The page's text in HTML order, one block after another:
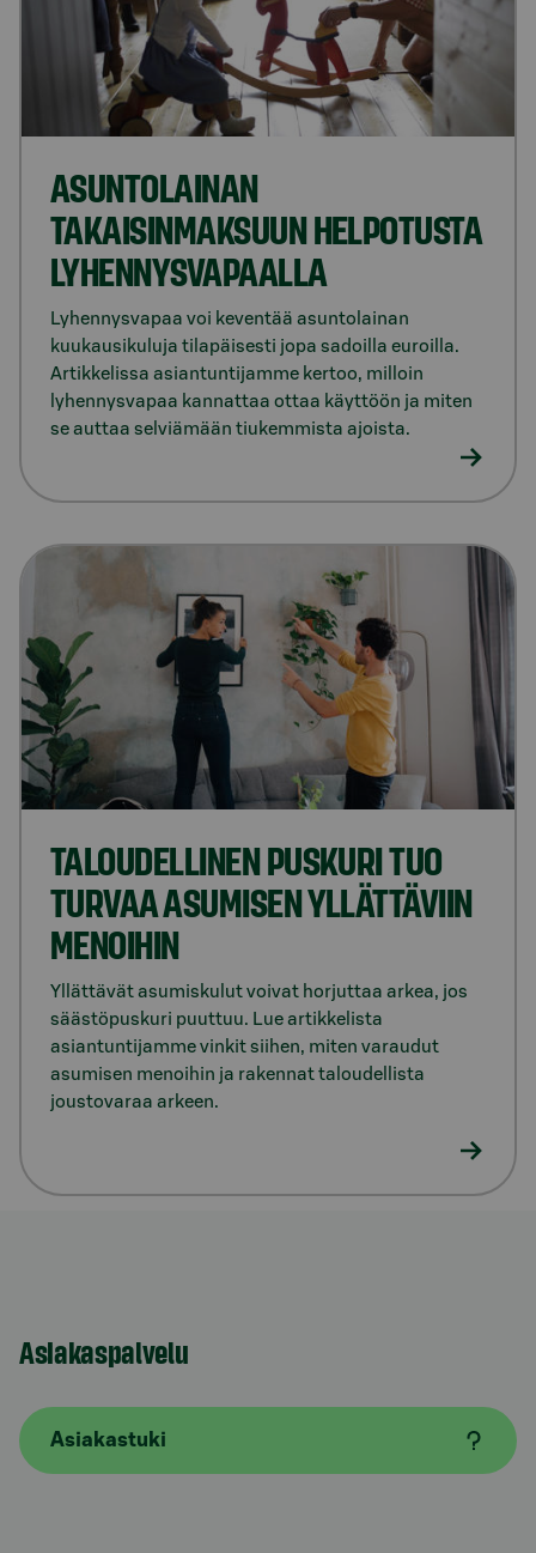
ASUNTOLAINAN
TAKAISINMAKSUUN HELPOTUSTA
LYHENNYSVAPAALLA
Lyhennysvapaa voi keventää asuntolainan
kuukausikuluja tilapäisesti jopa sadoilla euroilla.
Artikkelissa asiantuntijamme kertoo, milloin
lyhennysvapaa kannattaa ottaa käyttöön ja miten
se auttaa selviämään tiukemmista ajoista.
TALOUDELLINEN PUSKURI TUO
TURVAA ASUMISEN YLLÄTTÄVIIN
MENOIHIN
Yllättävät asumiskulut voivat horjuttaa arkea, jos
säästöpuskuri puuttuu. Lue artikkelista
asiantuntijamme vinkit siihen, miten varaudut
asumisen menoihin ja rakennat taloudellista
joustovaraa arkeen.
Asiakaspalvelu
Asiakastuki